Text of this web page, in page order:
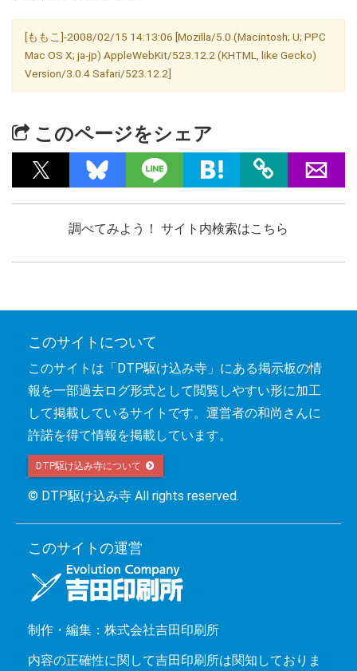
[ももこ]-2008/02/15 14:13:06 [Mozilla/5.0 (Macintosh; U; PPC
Mac OS X; ja-jp) AppleWebKit/523.12.2 (KHTML, like Gecko)
Version/3.0.4 Safari/523.12.2]
このページをシェア
調べてみよう！ サイト内検索はこちら
このサイトについて
このサイトは「DTP駆け込み寺」にある掲示板の情
報を一部過去ログ形式として閲覧しやすい形に加工
して掲載しているサイトです。運営者の和尚さんに
許諾を得て情報を掲載しています。
DTP駆け込み寺について
© DTP駆け込み寺 All rights reserved.
このサイトの運営
制作・編集：株式会社吉田印刷所
内容の正確性に関して吉田印刷所は関知しておりま